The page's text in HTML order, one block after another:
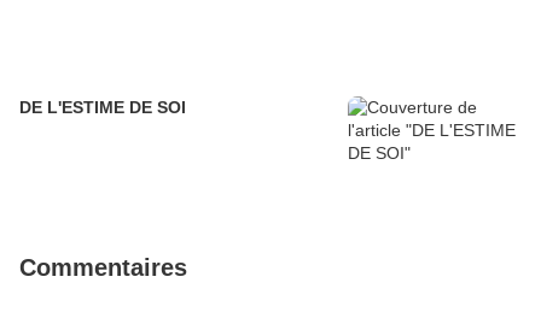
DE L'ESTIME DE SOI
Commentaires